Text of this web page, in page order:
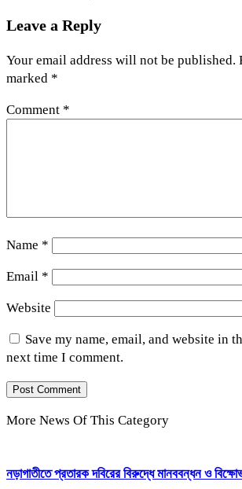
Leave a Reply
Your email address will not be published.
marked *
Comment *
Name *
Email *
Website
Save my name, email, and website in
next time I comment.
More News Of This Category
নড়াগাতীতে প্রতারক দবিরের বিরুদ্ধে মানববন্ধন ও